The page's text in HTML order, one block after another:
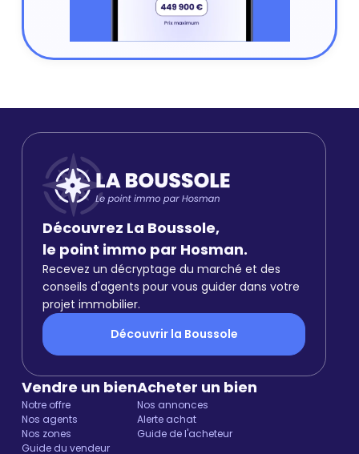
Découvrez La Boussole,
le point immo par Hosman.
Recevez un décryptage du marché et des
conseils d'agents pour vous guider dans votre
projet immobilier.
Découvrir la Boussole
Vendre un bien
Notre offre
Nos agents
Nos zones
Guide du vendeur
Acheter un bien
Nos annonces
Alerte achat
Guide de l'acheteur